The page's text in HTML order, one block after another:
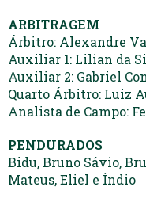
ARBITRAGEM
Árbitro: Alexandre
Auxiliar 1: Lilian da
Auxiliar 2: Gabriel
Quarto Árbitro: Luiz
Analista de Campo:
PENDURADOS
Bidu, Bruno Sávio,
Mateus, Eliel e Índio